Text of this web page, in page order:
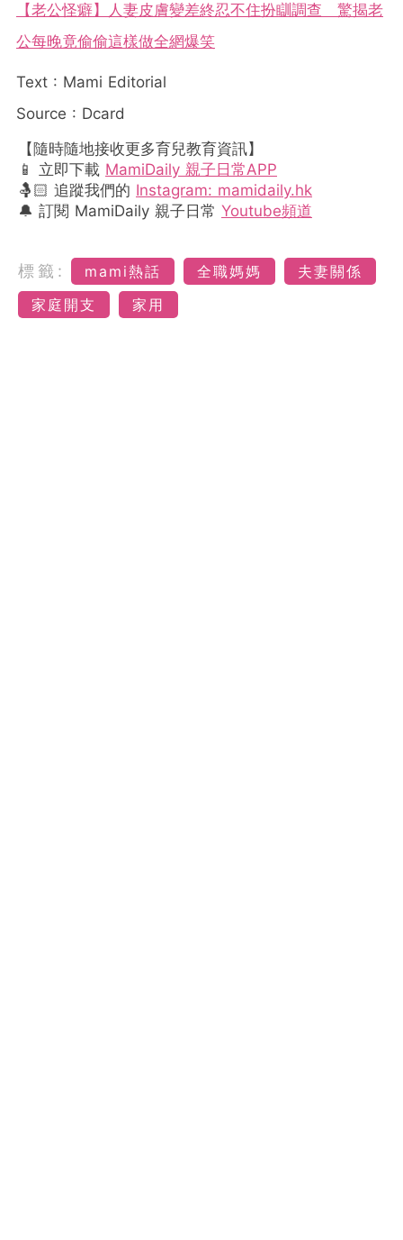
【老公怪癖】人妻皮膚變差終忍不住扮瞓調查 驚揭老
公每晚竟偷偷這樣做全網爆笑
Text : Mami Editorial
Source : Dcard
【隨時隨地接收更多育兒教育資訊】
📱 立即下載 MamiDaily 親子日常APP
🤱🏻 追蹤我們的 Instagram: mamidaily.hk
🔔 訂閱 MamiDaily 親子日常 Youtube頻道
標籤: mami熱話 全職媽媽
夫妻關係
家庭開支
家用